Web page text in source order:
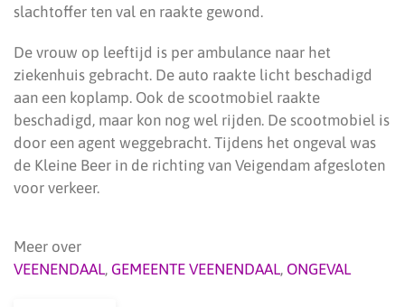
slachtoffer ten val en raakte gewond.
De vrouw op leeftijd is per ambulance naar het
ziekenhuis gebracht. De auto raakte licht beschadigd
aan een koplamp. Ook de scootmobiel raakte
beschadigd, maar kon nog wel rijden. De scootmobiel is
door een agent weggebracht. Tijdens het ongeval was
de Kleine Beer in de richting van Veigendam afgesloten
voor verkeer.
Meer over
VEENENDAAL, GEMEENTE VEENENDAAL, ONGEVAL